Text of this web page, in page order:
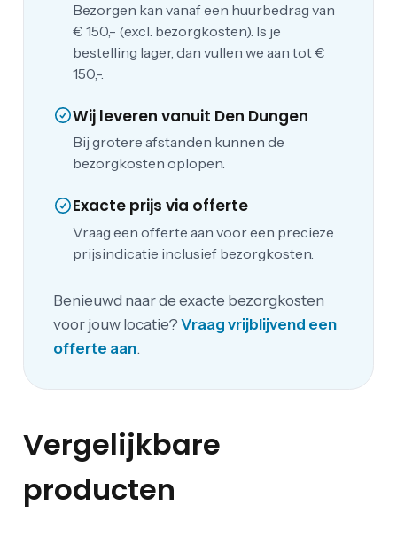
Bezorgen kan vanaf een huurbedrag van
€ 150,- (excl. bezorgkosten). Is je
bestelling lager, dan vullen we aan tot €
150,-.
Wij leveren vanuit Den Dungen
Bij grotere afstanden kunnen de
bezorgkosten oplopen.
Exacte prijs via offerte
Vraag een offerte aan voor een precieze
prijsindicatie inclusief bezorgkosten.
Benieuwd naar de exacte bezorgkosten
voor jouw locatie?Vraag vrijblijvend een
offerte aan.
Vergelijkbare
producten